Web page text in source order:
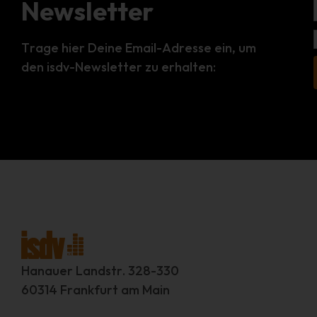
Newsletter
Trage hier Deine Email-Adresse ein, um
den isdv-Newsletter zu erhalten:
Hanauer Landstr. 328-330
60314 Frankfurt am Main